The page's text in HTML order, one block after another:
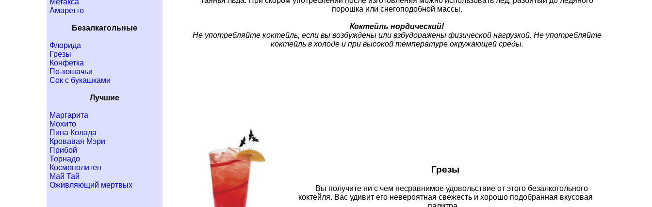
Метакса
Амаретто
Безалкагольные
Флорида
Грезы
Конфетка
По-кошачьи
Сок с букашками
Лучшие
Маргарита
Мохито
Пина Колада
Кровавая Мэри
Прибой
Торнадо
Космополитен
Май Тай
Оживляющий мертвых
порошка или снегоподобной массы.
Коктейль нордический!
Не употребляйте коктейль, если вы возбуждены или взбудоражены физической нагрузкой. Не употребляйте
коктейль в холоде и при высокой температуре окружающей среды.
Грезы
Вы получите ни с чем несравнимое удовольствие от этого безалкогольного
коктейля. Вас удивит его невероятная свежесть и хорошо подобранная вкусовая